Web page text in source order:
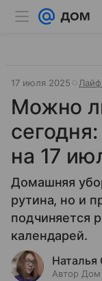
17 июля 2025
Можно
на 17
Домашняя
рутина, но и
подчиняется
календарей.
Наталья
Автор Дом